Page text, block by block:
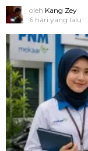
oleh Kang Zey
6 hari yang lalu